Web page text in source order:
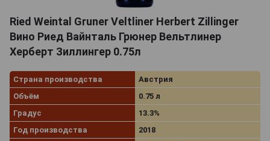
Ried Weintal Gruner Veltliner Herbert Zillinger
Вино Риед Вайнталь Грюнер Вельтлинер
Херберт Зиллингер 0.75л
Страна производства
Австрия
Объём
0.75 л
Градус
13.3%
Год производства
2018